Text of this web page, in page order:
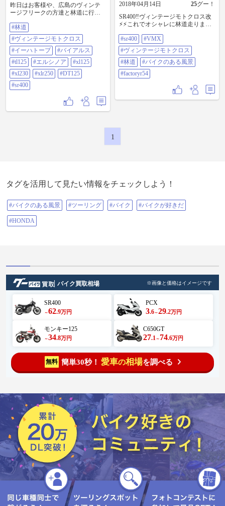
昨日はお客様や、広島のヴィンテ
ージフリークの方達と林道に行っ
インなので爽やかな林道メインで
す🏁皆さんメンテされてるから、
もちろんノントラブル！！楽しか
った〜😆 #林道 #ヴィンテージモト
クロス #イーハトーブ #バイアルス
#tl125 #エルシノア #xl125 #xl230
#xlr250 #dt125 #sr400
#林道
#ヴィンテージモトクロス
#イーハトーブ
#バイアルス
#tl125
#エルシノア
#xl125
#xl230
#xlr250
#DT125
#sr400
2018年04月14日 25グー！
SR400‼︎ヴィンテージモトクロス改
⚡️⚡️これでオシャレに林道走りまく
ンテージモトクロス #林道 #バイク
のある風景 #factoryr54
#sr400
#VMX
#ヴィンテージモトクロス
#林道
#バイクのある風景
#factoryr54
1
タグを活用して見たい情報をチェックしよう！
#バイクのある風景 #ツーリング #バイク #バイクが好きだ
#HONDA
バイク買取相場 ※画像と価格はイメージです
SR400
～62.9万円
PCX
3.6～29.2万円
モンキー125
～34.8万円
C650GT
27.1 ～ 74.6万円
無料 簡単30秒！ 愛車の相場を調べる